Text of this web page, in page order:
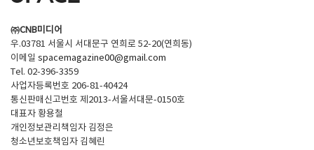
㈜CNB미디어
우.03781 서울시 서대문구 연희로 52-20(연희동)
이메일 spacemagazine00@gmail.com
Tel. 02-396-3359
사업자등록번호 206-81-40424
통신판매신고번호 제2013-서울서대문-0150호
대표자 황용철
개인정보관리책임자 김정은
청소년보호책임자 김혜린